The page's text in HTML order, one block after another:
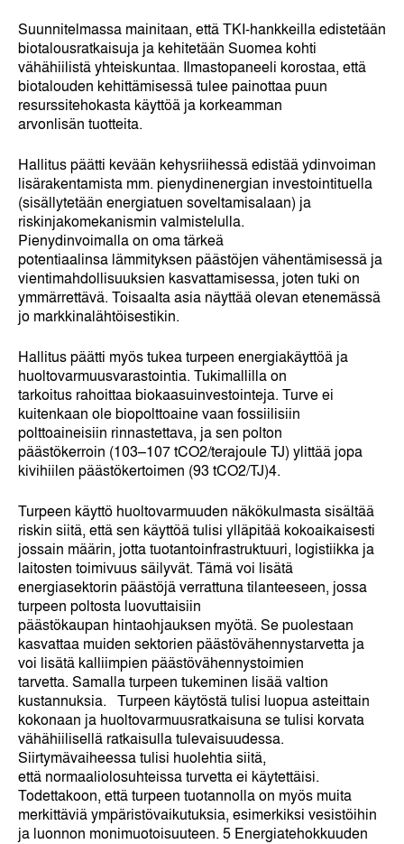
Suunnitelmassa mainitaan, että TKI-hankkeilla edistetään
biotalousratkaisuja ja kehitetään Suomea kohti
vähähiilistä yhteiskuntaa. Ilmastopaneeli korostaa, että
biotalouden kehittämisessä tulee painottaa puun
resurssitehokasta käyttöä ja korkeamman
arvonlisän tuotteita.
Hallitus päätti kevään kehysriihessä edistää ydinvoiman
lisärakentamista mm. pienydinenergian investointituella
(sisällytetään energiatuen soveltamisalaan) ja
riskinjakomekanismin valmistelulla.
Pienydinvoimalla on oma tärkeä
potentiaalinsa lämmityksen päästöjen vähentämisessä ja
vientimahdollisuuksien kasvattamisessa, joten tuki on
ymmärrettävä. Toisaalta asia näyttää olevan etenemässä
jo markkinalähtöisestikin.
Hallitus päätti myös tukea turpeen energiakäyttöä ja
huoltovarmuusvarastointia. Tukimallilla on
tarkoitus rahoittaa biokaasuinvestointeja. Turve ei
kuitenkaan ole biopolttoaine vaan fossiilisiin
polttoaineisiin rinnastettava, ja sen polton
päästökerroin (103–107 tCO2/terajoule TJ) ylittää jopa
kivihiilen päästökertoimen (93 tCO2/TJ)4.
Turpeen käyttö huoltovarmuuden näkökulmasta sisältää
riskin siitä, että sen käyttöä tulisi ylläpitää kokoaikaisesti
jossain määrin, jotta tuotantoinfrastruktuuri, logistiikka ja
laitosten toimivuus säilyvät. Tämä voi lisätä
energiasektorin päästöjä verrattuna tilanteeseen, jossa
turpeen poltosta luovuttaisiin
päästökaupan hintaohjauksen myötä. Se puolestaan
kasvattaa muiden sektorien päästövähennystarvetta ja
voi lisätä kalliimpien päästövähennystoimien
tarvetta. Samalla turpeen tukeminen lisää valtion
kustannuksia. Turpeen käytöstä tulisi luopua asteittain
kokonaan ja huoltovarmuusratkaisuna se tulisi korvata
vähähiilisellä ratkaisulla tulevaisuudessa.
Siirtymävaiheessa tulisi huolehtia siitä,
että normaaliolosuhteissa turvetta ei käytettäisi.
Todettakoon, että turpeen tuotannolla on myös muita
merkittäviä ympäristövaikutuksia, esimerkiksi vesistöihin
ja luonnon monimuotoisuuteen. 5 Energiatehokkuuden